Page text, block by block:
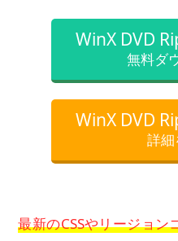
WinX DVD
無料ダ
WinX DVD
詳細
最新のCSSやリージョン